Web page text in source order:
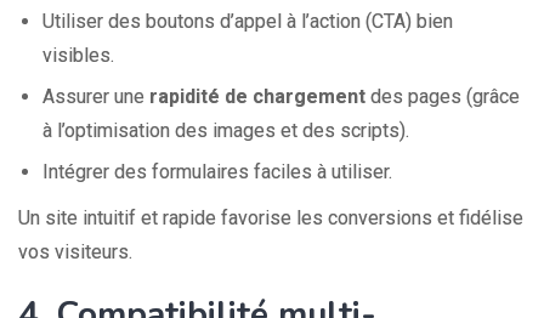
Utiliser des boutons d’appel à l’action (CTA) bien
visibles.
Assurer une rapidité de chargement des pages (grâce
à l’optimisation des images et des scripts).
Intégrer des formulaires faciles à utiliser.
Un site intuitif et rapide favorise les conversions et fidélise
vos visiteurs.